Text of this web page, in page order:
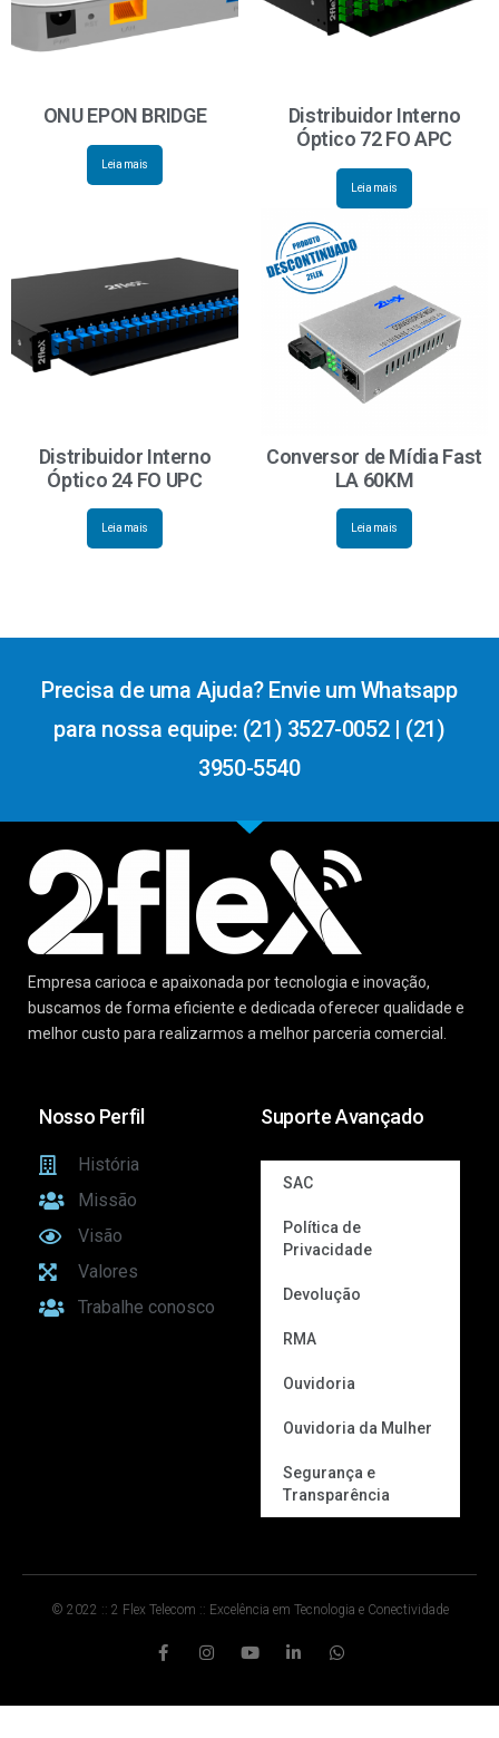
ONU EPON BRIDGE
Leia mais
Distribuidor Interno
Óptico 72 FO APC
Leia mais
Distribuidor Interno
Óptico 24 FO UPC
Leia mais
Conversor de Mídia Fast
LA 60KM
Leia mais
Precisa de uma Ajuda? Envie um Whatsapp
para nossa equipe: (21) 3527-0052 | (21)
3950-5540
Empresa carioca e apaixonada por tecnologia e inovação,
buscamos de forma eficiente e dedicada oferecer qualidade e
melhor custo para realizarmos a melhor parceria comercial.
Nosso Perfil
História
Missão
Visão
Valores
Trabalhe conosco
Suporte Avançado
SAC
Política de
Privacidade
Devolução
RMA
Ouvidoria
Ouvidoria da Mulher
Segurança e
Transparência
© 2022 :: 2 Flex Telecom :: Excelência em Tecnologia e Conectividade